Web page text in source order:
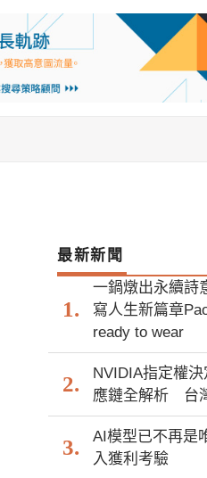
最新新聞
一鍋燉出永續詩
寫人生新篇章
ready to wear
NVIDIA指定權
應鏈全解析 台
AI模型已不再是
入獲利考驗